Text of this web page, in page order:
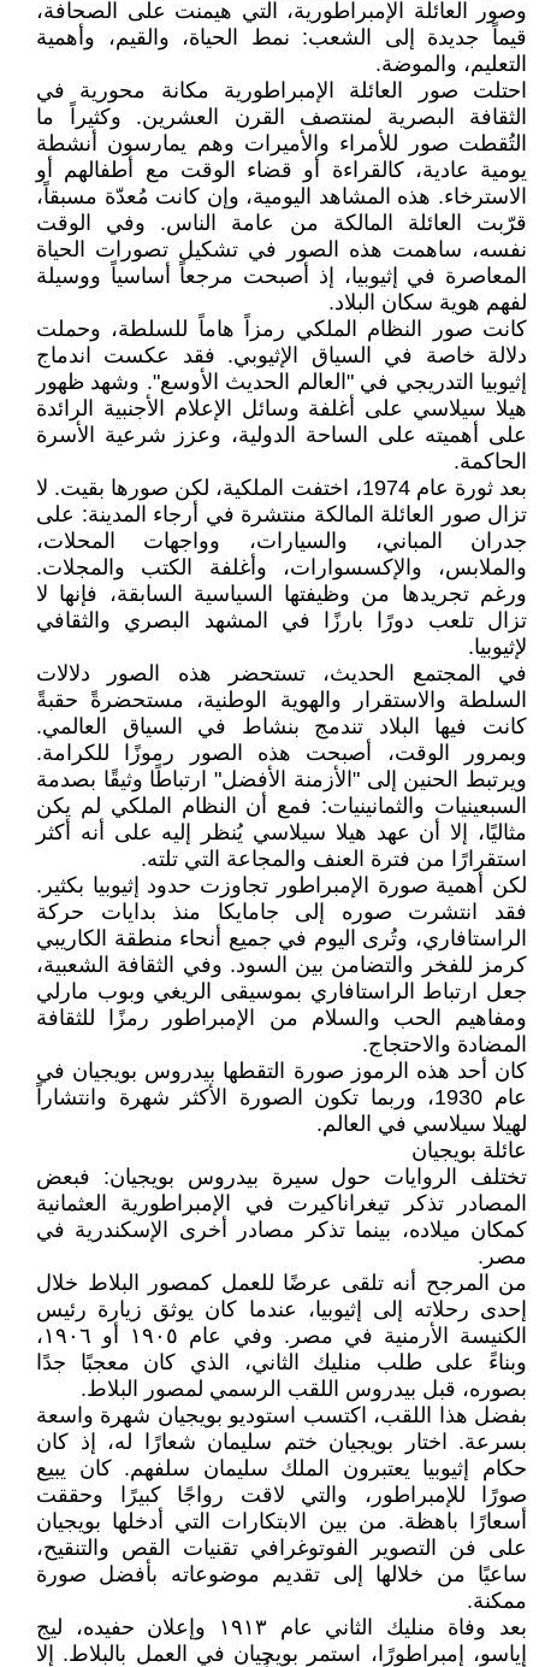
وصور العائلة الإمبراطورية، التي هيمنت على الصحافة،
قيماً جديدة إلى الشعب: نمط الحياة، والقيم، وأهمية
التعليم، والموضة.
احتلت صور العائلة الإمبراطورية مكانة محورية في
الثقافة البصرية لمنتصف القرن العشرين. وكثيراً ما
التُقطت صور للأمراء والأميرات وهم يمارسون أنشطة
يومية عادية، كالقراءة أو قضاء الوقت مع أطفالهم أو
الاسترخاء. هذه المشاهد اليومية، وإن كانت مُعدّة مسبقاً،
قرّبت العائلة المالكة من عامة الناس. وفي الوقت
نفسه، ساهمت هذه الصور في تشكيل تصورات الحياة
المعاصرة في إثيوبيا، إذ أصبحت مرجعاً أساسياً ووسيلة
لفهم هوية سكان البلاد.
كانت صور النظام الملكي رمزاً هاماً للسلطة، وحملت
دلالة خاصة في السياق الإثيوبي. فقد عكست اندماج
إثيوبيا التدريجي في "العالم الحديث الأوسع". وشهد ظهور
هيلا سيلاسي على أغلفة وسائل الإعلام الأجنبية الرائدة
على أهميته على الساحة الدولية، وعزز شرعية الأسرة
الحاكمة.
بعد ثورة عام 1974، اختفت الملكية، لكن صورها بقيت. لا
تزال صور العائلة المالكة منتشرة في أرجاء المدينة: على
جدران المباني، والسيارات، وواجهات المحلات،
والملابس، والإكسسوارات، وأغلفة الكتب والمجلات.
ورغم تجريدها من وظيفتها السياسية السابقة، فإنها لا
تزال تلعب دورًا بارزًا في المشهد البصري والثقافي
لإثيوبيا.
في المجتمع الحديث، تستحضر هذه الصور دلالات
السلطة والاستقرار والهوية الوطنية، مستحضرةً حقبةً
كانت فيها البلاد تندمج بنشاط في السياق العالمي.
وبمرور الوقت، أصبحت هذه الصور رموزًا للكرامة.
ويرتبط الحنين إلى "الأزمنة الأفضل" ارتباطًا وثيقًا بصدمة
السبعينيات والثمانينيات: فمع أن النظام الملكي لم يكن
مثاليًا، إلا أن عهد هيلا سيلاسي يُنظر إليه على أنه أكثر
استقرارًا من فترة العنف والمجاعة التي تلته.
لكن أهمية صورة الإمبراطور تجاوزت حدود إثيوبيا بكثير.
فقد انتشرت صوره إلى جامايكا منذ بدايات حركة
الراستافاري، وتُرى اليوم في جميع أنحاء منطقة الكاريبي
كرمز للفخر والتضامن بين السود. وفي الثقافة الشعبية،
جعل ارتباط الراستافاري بموسيقى الريغي وبوب مارلي
ومفاهيم الحب والسلام من الإمبراطور رمزًا للثقافة
المضادة والاحتجاج.
كان أحد هذه الرموز صورة التقطها بيدروس بويجيان في
عام 1930، وربما تكون الصورة الأكثر شهرة وانتشاراً
لهيلا سيلاسي في العالم.
عائلة بويجيان
تختلف الروايات حول سيرة بيدروس بويجيان: فبعض
المصادر تذكر تيغراناكيرت في الإمبراطورية العثمانية
كمكان ميلاده، بينما تذكر مصادر أخرى الإسكندرية في
مصر.
من المرجح أنه تلقى عرضًا للعمل كمصور البلاط خلال
إحدى رحلاته إلى إثيوبيا، عندما كان يوثق زيارة رئيس
الكنيسة الأرمنية في مصر. وفي عام ١٩٠٥ أو ١٩٠٦،
وبناءً على طلب منليك الثاني، الذي كان معجبًا جدًا
بصوره، قبل بيدروس اللقب الرسمي لمصور البلاط.
بفضل هذا اللقب، اكتسب استوديو بويجيان شهرة واسعة
بسرعة. اختار بويجيان ختم سليمان شعارًا له، إذ كان
حكام إثيوبيا يعتبرون الملك سليمان سلفهم. كان يبيع
صورًا للإمبراطور، والتي لاقت رواجًا كبيرًا وحققت
أسعارًا باهظة. من بين الابتكارات التي أدخلها بويجيان
على فن التصوير الفوتوغرافي تقنيات القص والتنقيح،
ساعيًا من خلالها إلى تقديم موضوعاته بأفضل صورة
ممكنة.
بعد وفاة منليك الثاني عام ١٩١٣ وإعلان حفيده، ليج
إياسو، إمبراطورًا، استمر بويجيان في العمل بالبلاط. إلا